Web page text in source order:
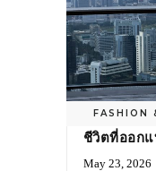
FASHION
ชีวิตที่ออกแ
May 23, 2026